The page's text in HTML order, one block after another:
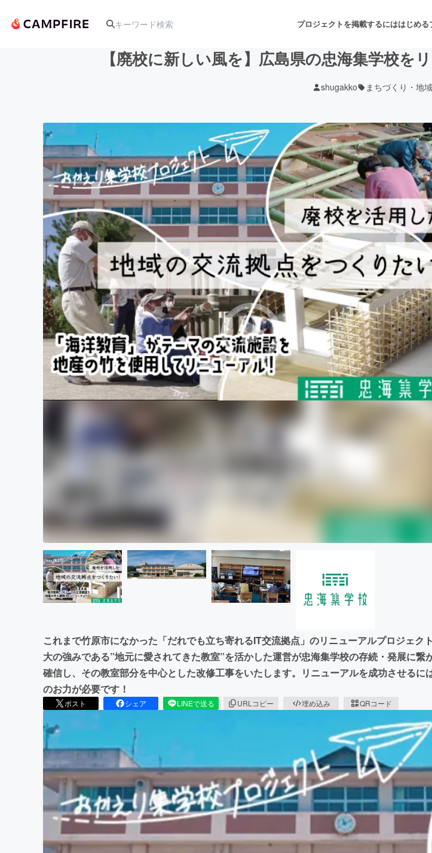
プロジェクトを掲載するにははじめる
アート・写真 音楽
テクノロジー・ガジェット ゲーム・サービス開発
映像・映画 書籍・雑誌出版
ビジネス・起業 チャレンジ
まちづくり・地域活性化
CAMPFIRE for Social Good
CAMPFIREふるさと納税machi-
【廃校に新しい風を】広島県の忠海集学校を
shugakko まちづくり・地
これまで竹原市になかった「だれでも立ち寄れるIT交流拠点」のリニューアルプロジェク
大の強みである”地元に愛されてきた教室”を活かした運営が忠海集学校の存続・発展に繋
確信し、その教室部分を中心とした改修工事をいたします。リニューアルを成功させるに
のお力が必要です！
ポスト シェア LINEで送る URLコピー 埋め込み QRコード